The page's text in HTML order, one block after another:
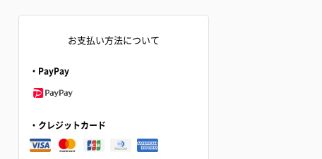
お支払い方法について
・PayPay
・クレジットカード